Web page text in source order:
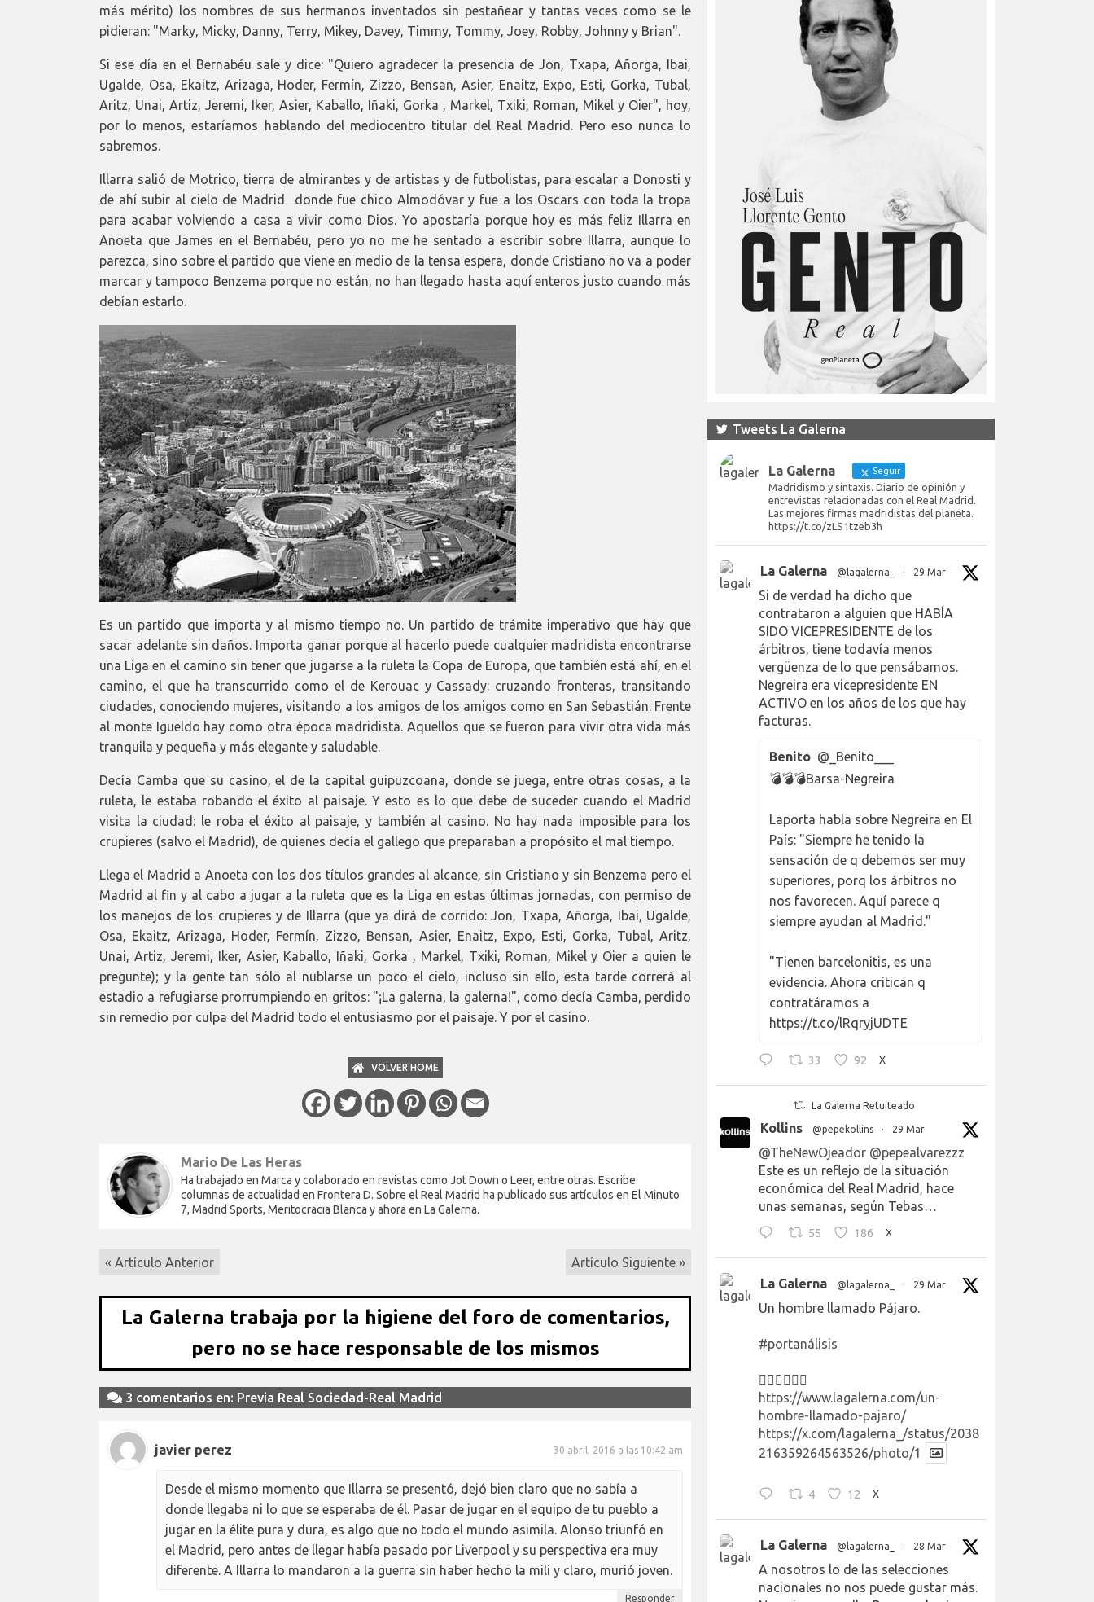
más mérito) los nombres de sus hermanos inventados sin pestañear y tantas veces como se le
pidieran: "Marky, Micky, Danny, Terry, Mikey, Davey, Timmy, Tommy, Joey, Robby, Johnny y Brian".
Si ese día en el Bernabéu sale y dice: "Quiero agradecer la presencia de Jon, Txapa, Añorga, Ibai,
Ugalde, Osa, Ekaitz, Arizaga, Hoder, Fermín, Zizzo, Bensan, Asier, Enaitz, Expo, Esti, Gorka, Tubal,
Aritz, Unai, Artiz, Jeremi, Iker, Asier, Kaballo, Iñaki, Gorka , Markel, Txiki, Roman, Mikel y Oier", hoy,
por lo menos, estaríamos hablando del mediocentro titular del Real Madrid. Pero eso nunca lo
sabremos.
Illarra salió de Motrico, tierra de almirantes y de artistas y de futbolistas, para escalar a Donosti y
de ahí subir al cielo de Madrid donde fue chico Almodóvar y fue a los Oscars con toda la tropa
para acabar volviendo a casa a vivir como Dios. Yo apostaría porque hoy es más feliz Illarra en
Anoeta que James en el Bernabéu, pero yo no me he sentado a escribir sobre Illarra, aunque lo
parezca, sino sobre el partido que viene en medio de la tensa espera, donde Cristiano no va a poder
marcar y tampoco Benzema porque no están, no han llegado hasta aquí enteros justo cuando más
debían estarlo.
Es un partido que importa y al mismo tiempo no. Un partido de trámite imperativo que hay que
sacar adelante sin daños. Importa ganar porque al hacerlo puede cualquier madridista encontrarse
una Liga en el camino sin tener que jugarse a la ruleta la Copa de Europa, que también está ahí, en el
camino, el que ha transcurrido como el de Kerouac y Cassady: cruzando fronteras, transitando
ciudades, conociendo mujeres, visitando a los amigos de los amigos como en San Sebastián. Frente
al monte Igueldo hay como otra época madridista. Aquellos que se fueron para vivir otra vida más
tranquila y pequeña y más elegante y saludable.
Decía Camba que su casino, el de la capital guipuzcoana, donde se juega, entre otras cosas, a la
ruleta, le estaba robando el éxito al paisaje. Y esto es lo que debe de suceder cuando el Madrid
visita la ciudad: le roba el éxito al paisaje, y también al casino. No hay nada imposible para los
crupieres (salvo el Madrid), de quienes decía el gallego que preparaban a propósito el mal tiempo.
Llega el Madrid a Anoeta con los dos títulos grandes al alcance, sin Cristiano y sin Benzema pero el
Madrid al fin y al cabo a jugar a la ruleta que es la Liga en estas últimas jornadas, con permiso de
los manejos de los crupieres y de Illarra (que ya dirá de corrido: Jon, Txapa, Añorga, Ibai, Ugalde,
Osa, Ekaitz, Arizaga, Hoder, Fermín, Zizzo, Bensan, Asier, Enaitz, Expo, Esti, Gorka, Tubal, Aritz,
Unai, Artiz, Jeremi, Iker, Asier, Kaballo, Iñaki, Gorka , Markel, Txiki, Roman, Mikel y Oier a quien le
pregunte); y la gente tan sólo al nublarse un poco el cielo, incluso sin ello, esta tarde correrá al
estadio a refugiarse prorrumpiendo en gritos: "¡La galerna, la galerna!", como decía Camba, perdido
sin remedio por culpa del Madrid todo el entusiasmo por el paisaje. Y por el casino.
VOLVER HOME
Mario De Las Heras
Ha trabajado en Marca y colaborado en revistas como Jot Down o Leer, entre otras. Escribe
columnas de actualidad en Frontera D. Sobre el Real Madrid ha publicado sus artículos en El Minuto
7, Madrid Sports, Meritocracia Blanca y ahora en La Galerna.
« Artículo Anterior Artículo Siguiente »
La Galerna trabaja por la higiene del foro de comentarios,
pero no se hace responsable de los mismos
3 comentarios en: Previa Real Sociedad-Real Madrid
javier perez 30 abril, 2016 a las 10:42 am
Desde el mismo momento que Illarra se presentó, dejó bien claro que no sabía a
donde llegaba ni lo que se esperaba de él. Pasar de jugar en el equipo de tu pueblo a
jugar en la élite pura y dura, es algo que no todo el mundo asimila. Alonso triunfó en
el Madrid, pero antes de llegar había pasado por Liverpool y su perspectiva era muy
diferente. A Illarra lo mandaron a la guerra sin haber hecho la mili y claro, murió joven.
Responder
Tweets La Galerna
La Galerna Seguir
Madridismo y sintaxis. Diario de opinión y
entrevistas relacionadas con el Real Madrid.
Las mejores firmas madridistas del planeta.
https://t.co/zLS1tzeb3h
La Galerna @lagalerna_ · 29 Mar
Si de verdad ha dicho que
contrataron a alguien que HABÍA
SIDO VICEPRESIDENTE de los
árbitros, tiene todavía menos
vergüenza de lo que pensábamos.
Negreira era vicepresidente EN
ACTIVO en los años de los que hay
facturas.
Benito @_Benito___
💣💣💣Barsa-Negreira
Laporta habla sobre Negreira en El
País: "Siempre he tenido la
sensación de q debemos ser muy
superiores, porq los árbitros no
nos favorecen. Aquí parece q
siempre ayudan al Madrid."
"Tienen barcelonitis, es una
evidencia. Ahora critican q
contratáramos a
https://t.co/lRqryjUDTE
33 92 X
La Galerna Retuiteado
Kollins @pepekollins · 29 Mar
@TheNewOjeador @pepealvarezzz
Este es un reflejo de la situación
económica del Real Madrid, hace
unas semanas, según Tebas…
55 186 X
La Galerna @lagalerna_ · 29 Mar
Un hombre llamado Pájaro.
#portanálisis
👉🏻👉🏻👉🏻
https://www.lagalerna.com/un-
hombre-llamado-pajaro/
https://x.com/lagalerna_/status/2038
216359264563526/photo/1
4 12 X
La Galerna @lagalerna_ · 28 Mar
A nosotros lo de las selecciones
nacionales no nos puede gustar más.